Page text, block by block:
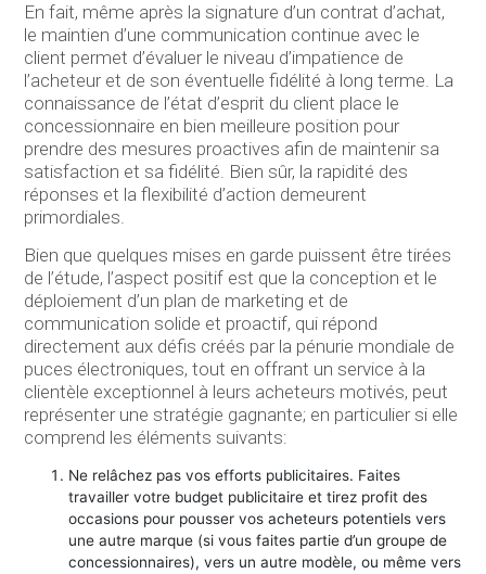
En fait, même après la signature d’un contrat d’achat,
le maintien d’une communication continue avec le
client permet d’évaluer le niveau d’impatience de
l’acheteur et de son éventuelle fidélité à long terme. La
connaissance de l’état d’esprit du client place le
concessionnaire en bien meilleure position pour
prendre des mesures proactives afin de maintenir sa
satisfaction et sa fidélité. Bien sûr, la rapidité des
réponses et la flexibilité d’action demeurent
primordiales.
Bien que quelques mises en garde puissent être tirées
de l’étude, l’aspect positif est que la conception et le
déploiement d’un plan de marketing et de
communication solide et proactif, qui répond
directement aux défis créés par la pénurie mondiale de
puces électroniques, tout en offrant un service à la
clientèle exceptionnel à leurs acheteurs motivés, peut
représenter une stratégie gagnante; en particulier si elle
comprend les éléments suivants:
Ne relâchez pas vos efforts publicitaires. Faites
travailler votre budget publicitaire et tirez profit des
occasions pour pousser vos acheteurs potentiels vers
une autre marque (si vous faites partie d’un groupe de
concessionnaires), vers un autre modèle, ou même vers